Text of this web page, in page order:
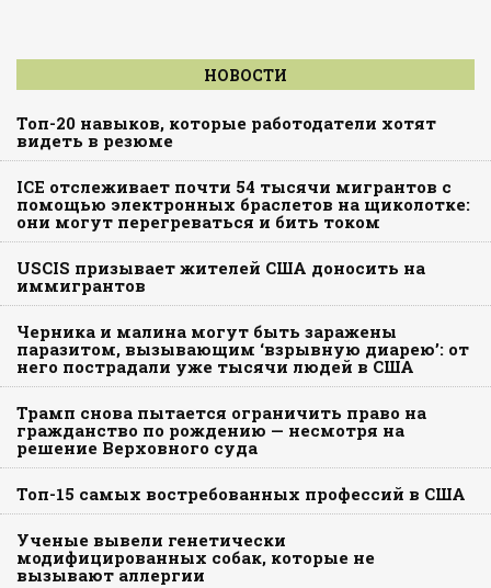
НОВОСТИ
Топ-20 навыков, которые работодатели хотят
видеть в резюме
ICE отслеживает почти 54 тысячи мигрантов с
помощью электронных браслетов на щиколотке:
они могут перегреваться и бить током
USCIS призывает жителей США доносить на
иммигрантов
Черника и малина могут быть заражены
паразитом, вызывающим ‘взрывную диарею’: от
него пострадали уже тысячи людей в США
Трамп снова пытается ограничить право на
гражданство по рождению — несмотря на
решение Верховного суда
Топ-15 самых востребованных профессий в США
Ученые вывели генетически
модифицированных собак, которые не
вызывают аллергии